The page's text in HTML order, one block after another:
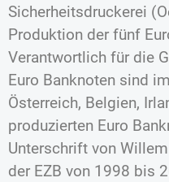
Sicherheitsdruckerei
Produktion der fünf
Verantwortlich für die
Euro Banknoten sind
Österreich, Belgien,
produzierten Euro
Unterschrift von
der EZB von 1998 bis